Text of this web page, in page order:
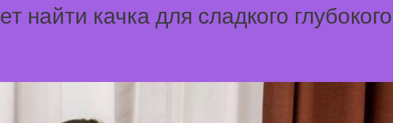
найти качка для сладкого глубокого